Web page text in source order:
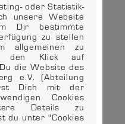
oder Statistik-
unsere Website
Dir bestimmte
zu stellen
allgemeinen zu
den Klick auf
die Website des
e.V. (Abteilung
Dich mit der
Cookies
Details zu
du unter "Cookies